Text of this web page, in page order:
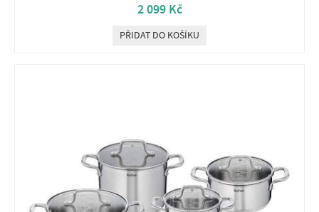
2 099 Kč
PŘIDAT DO KOŠÍKU